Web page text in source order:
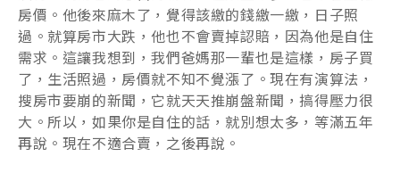
房價。他後來麻木了，覺得該繳的錢繳一繳，日子照
過。就算房市大跌，他也不會賣掉認賠，因為他是自住
需求。這讓我想到，我們爸媽那一輩也是這樣，房子買
了，生活照過，房價就不知不覺漲了。現在有演算法，
搜房市要崩的新聞，它就天天推崩盤新聞，搞得壓力很
大。所以，如果你是自住的話，就別想太多，等滿五年
再說。現在不適合賣，之後再說。